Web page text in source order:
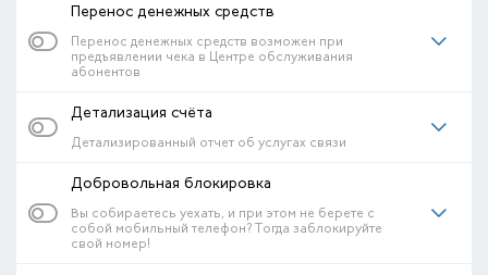
Перенос денежных средств
Перенос денежных средств возможен при
предъявлении чека в Центре обслуживания
абонентов
Детализация счёта
Детализированный отчет об услугах связи
Добровольная блокировка
Вы собираетесь уехать, и при этом не берете с
собой мобильный телефон? Тогда заблокируйте
свой номер!